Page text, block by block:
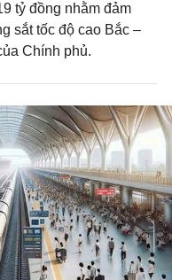
tỷ đồng nhằm đảm
sắt tốc độ cao Bắc –
Chính phủ.